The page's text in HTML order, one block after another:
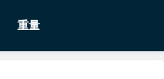
重量